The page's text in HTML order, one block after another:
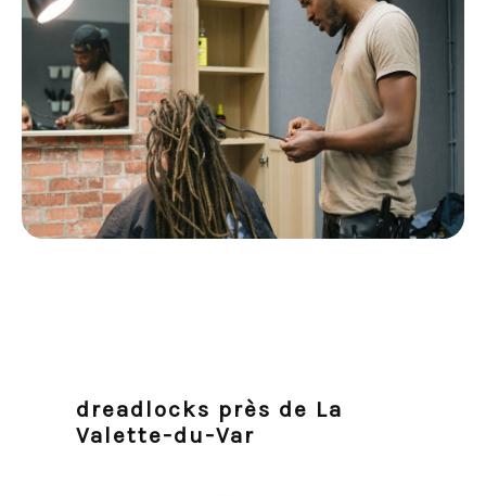
dreadlocks près de La
Valette-du-Var